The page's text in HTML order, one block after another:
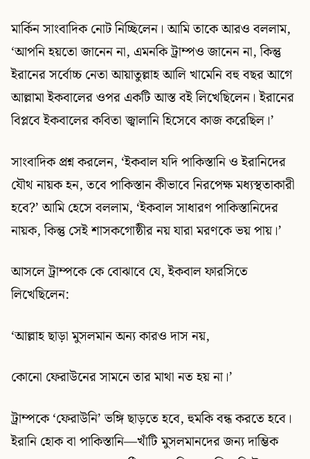
মার্কিন সাংবাদিক নোট নিচ্ছিলেন। আমি তাকে আরও বললাম,
‘আপনি হয়তো জানেন না, এমনকি ট্রাম্পও জানেন না, কিন্তু
ইরানের সর্বোচ্চ নেতা আয়াতুল্লাহ আলি খামেনি বহু বছর আগে
আল্লামা ইকবালের ওপর একটি আস্ত বই লিখেছিলেন। ইরানের
বিপ্লবে ইকবালের কবিতা জ্বালানি হিসেবে কাজ করেছিল।’
সাংবাদিক প্রশ্ন করলেন, ‘ইকবাল যদি পাকিস্তানি ও ইরানিদের
যৌথ নায়ক হন, তবে পাকিস্তান কীভাবে নিরপেক্ষ মধ্যস্থতাকারী
হবে?’ আমি হেসে বললাম, ‘ইকবাল সাধারণ পাকিস্তানিদের
নায়ক, কিন্তু সেই শাসকগোষ্ঠীর নয় যারা মরণকে ভয় পায়।’
আসলে ট্রাম্পকে কে বোঝাবে যে, ইকবাল ফারসিতে
লিখেছিলেন:
‘আল্লাহ ছাড়া মুসলমান অন্য কারও দাস নয়,
কোনো ফেরাউনের সামনে তার মাথা নত হয় না।’
ট্রাম্পকে ‘ফেরাউনি’ ভঙ্গি ছাড়তে হবে, হুমকি বন্ধ করতে হবে।
ইরানি হোক বা পাকিস্তানি—খাঁটি মুসলমানদের জন্য দাম্ভিক